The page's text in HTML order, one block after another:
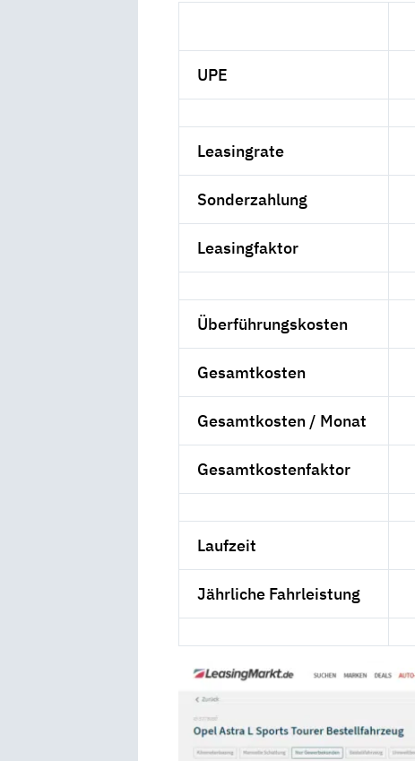
UPE
Leasingrate
Sonderzahlung
Leasingfaktor
Überführungskosten
Gesamtkosten
Gesamtkosten / Monat
Gesamtkostenfaktor
Laufzeit
Jährliche Fahrleistung